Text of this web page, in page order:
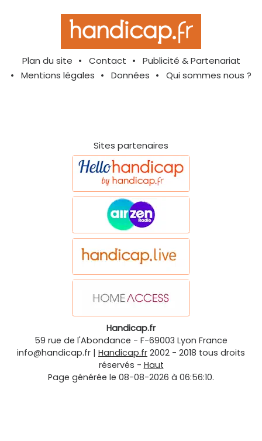
Plan du site Contact
Publicité & Partenariat
Mentions légales
Données Qui sommes nous ?
Sites partenaires
Handicap.fr
59 rue de l'Abondance - F-69003 Lyon France
info@handicap.fr | Handicap.fr 2002 - 2018 tous droits
réservés - Haut
Page générée le 08-08-2026 à 06:56:10.